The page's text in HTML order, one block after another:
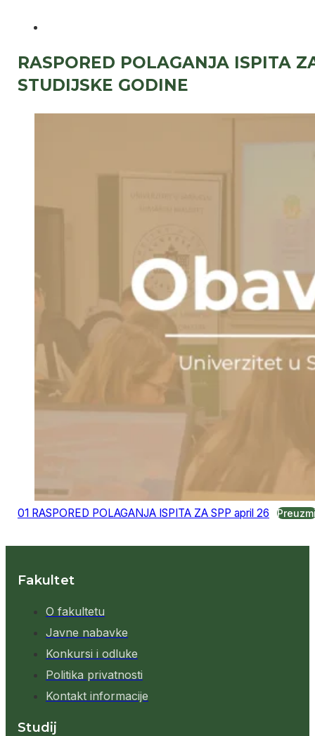
RASPORED POLAGANJA ISPITA
STUDIJSKE GODINE
01 RASPORED POLAGANJA ISPITA ZA SPP april 26
Fakultet
O fakultetu
Javne nabavke
Konkursi i odluke
Politika privatnosti
Kontakt informacije
Studij